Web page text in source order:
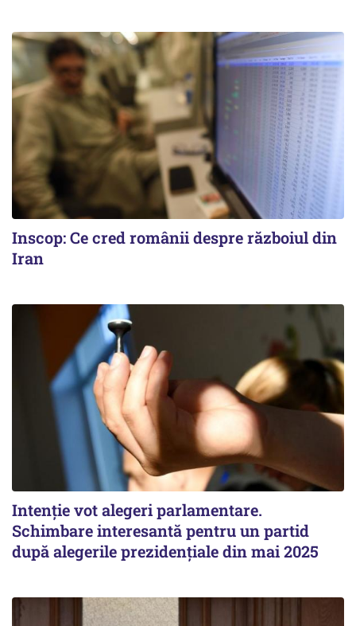
Inscop: Ce cred românii despre războiul din
Iran
Intenție vot alegeri parlamentare.
Schimbare interesantă pentru un partid
după alegerile prezidențiale din mai 2025